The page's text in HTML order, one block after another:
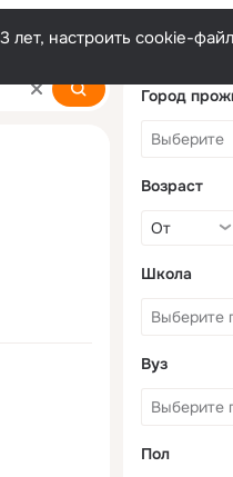
лет, настроить cookie-
Город
Возраст
Школа
Вуз
Пол